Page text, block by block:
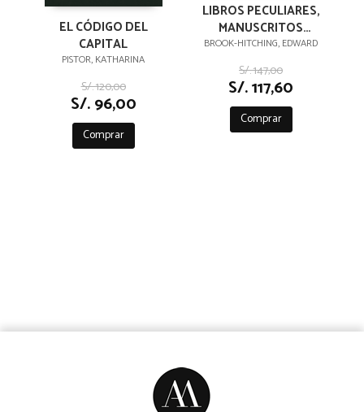
EL CÓDIGO DEL
CAPITAL
PISTOR, KATHARINA
S/. 120,00
S/. 96,00
Comprar
LIBROS PECULIARES,
MANUSCRITOS
EXTRAVAGANTES Y
OTRAS
CURIOSIDADES
LITERARIAS
BROOK-HITCHING, EDWARD
S/. 147,00
S/. 117,60
Comprar